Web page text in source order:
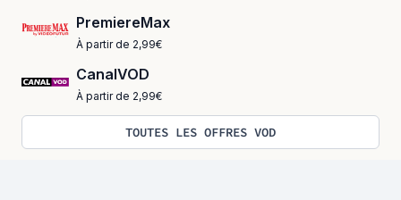
PremiereMax
À partir de 2,99€
CanalVOD
À partir de 2,99€
TOUTES LES OFFRES VOD